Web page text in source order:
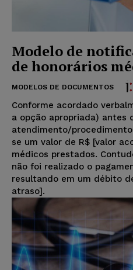
Modelo de
de honorários
MODELOS DE DOCUMENTOS
Conforme acordado
a opção apropriada) antes
atendimento/
se um valor de R$ [valor
médicos prestados.
não foi realizado o
resultando em um débito
atraso].